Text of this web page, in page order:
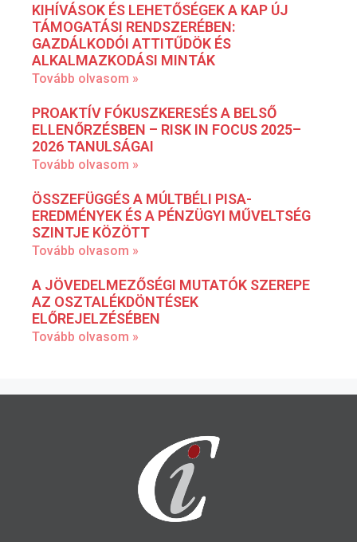
KIHÍVÁSOK ÉS LEHETŐSÉGEK A KAP ÚJ
TÁMOGATÁSI RENDSZERÉBEN:
GAZDÁLKODÓI ATTITŰDÖK ÉS
ALKALMAZKODÁSI MINTÁK
Tovább olvasom »
PROAKTÍV FÓKUSZKERESÉS A BELSŐ
ELLENŐRZÉSBEN – RISK IN FOCUS 2025–
2026 TANULSÁGAI
Tovább olvasom »
ÖSSZEFÜGGÉS A MÚLTBÉLI PISA-
EREDMÉNYEK ÉS A PÉNZÜGYI MŰVELTSÉG
SZINTJE KÖZÖTT
Tovább olvasom »
A JÖVEDELMEZŐSÉGI MUTATÓK SZEREPE
AZ OSZTALÉKDÖNTÉSEK
ELŐREJELZÉSÉBEN
Tovább olvasom »